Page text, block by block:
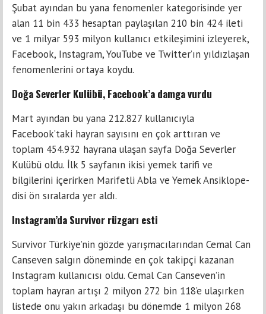
Şubat ayından bu yana fenomenler katego­risinde yer
alan 11 bin 433 hesaptan paylaşı­lan 210 bin 424 ileti
ve 1 milyar 593 milyon kullanıcı etkileşimini izleyerek,
Facebook, Instagram, YouTube ve Twitter’ın yıldızla­şan
fenomenlerini ortaya koydu.
Doğa Severler Kulübü, Facebook’a damga vurdu
Mart ayından bu yana 212.827 kullanıcıyla
Facebook’taki hayran sayısını en çok arttı­ran ve
toplam 454.932 hayrana ulaşan say­fa Doğa Severler
Kulübü oldu. İlk 5 sayfa­nın ikisi yemek tarifi ve
bilgilerini içerirken Marifetli Abla ve Yemek Ansiklope­
disi ön sıralarda yer aldı.
Instagram’da Survivor rüzgarı esti
Survivor Türkiye’nin gözde yarışmacılarından Cemal Can
Canseven salgın döneminde en çok ta­kipçi kazanan
Instagram kullanıcısı oldu. Ce­mal Can Canseven’in
toplam hayran artışı 2 milyon 272 bin 118’e ulaşırken
listede onu yakın arkadaşı bu dönemde 1 milyon 268